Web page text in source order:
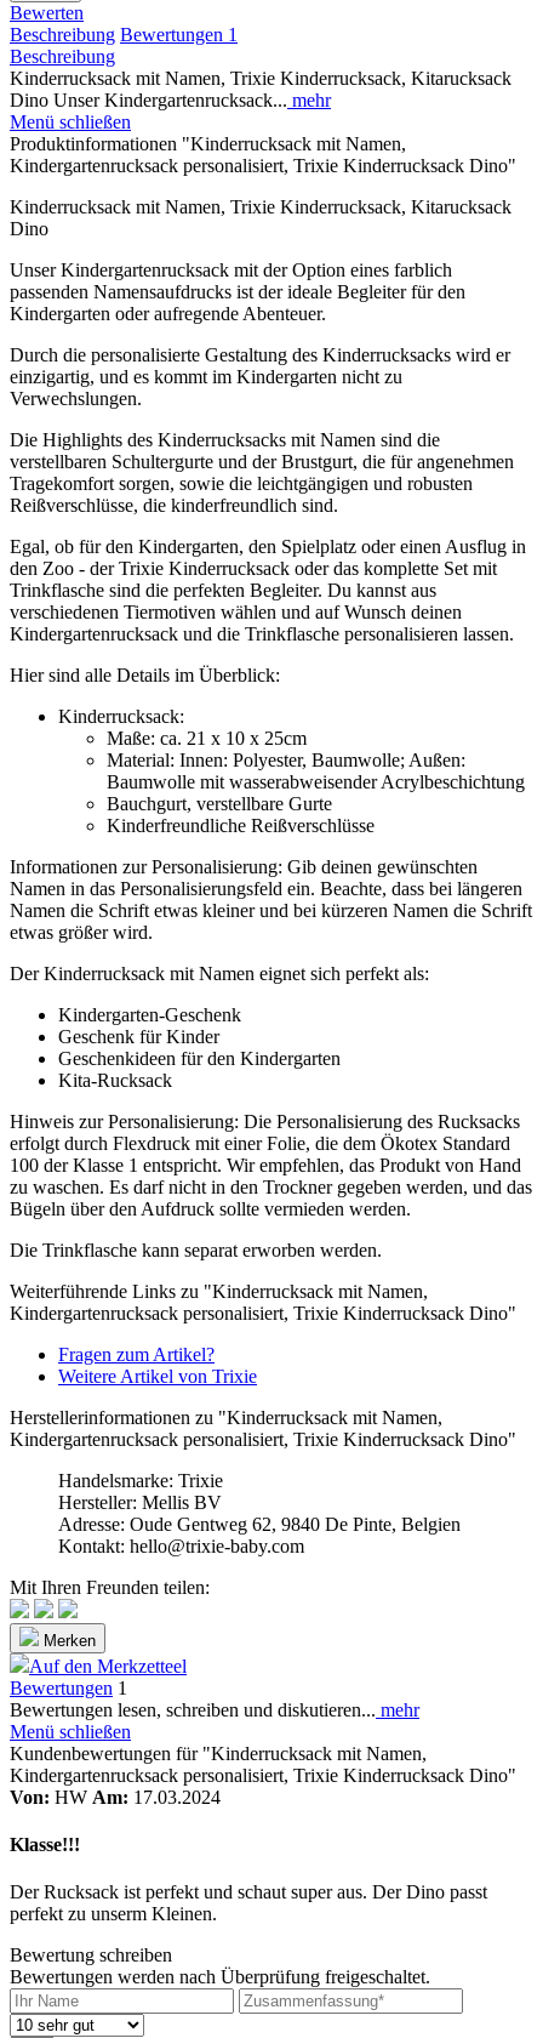
Bewerten
Beschreibung Bewertungen 1
Beschreibung
Kinderrucksack mit Namen, Trixie Kinderrucksack, Kitarucksack
Dino Unser Kindergartenrucksack... mehr
Menü schließen
Produktinformationen "Kinderrucksack mit Namen,
Kindergartenrucksack personalisiert, Trixie Kinderrucksack Dino"
Kinderrucksack mit Namen, Trixie Kinderrucksack, Kitarucksack
Dino
Unser Kindergartenrucksack mit der Option eines farblich
passenden Namensaufdrucks ist der ideale Begleiter für den
Kindergarten oder aufregende Abenteuer.
Durch die personalisierte Gestaltung des Kinderrucksacks wird er
einzigartig, und es kommt im Kindergarten nicht zu
Verwechslungen.
Die Highlights des Kinderrucksacks mit Namen sind die
verstellbaren Schultergurte und der Brustgurt, die für angenehmen
Tragekomfort sorgen, sowie die leichtgängigen und robusten
Reißverschlüsse, die kinderfreundlich sind.
Egal, ob für den Kindergarten, den Spielplatz oder einen Ausflug in
den Zoo - der Trixie Kinderrucksack oder das komplette Set mit
Trinkflasche sind die perfekten Begleiter. Du kannst aus
verschiedenen Tiermotiven wählen und auf Wunsch deinen
Kindergartenrucksack und die Trinkflasche personalisieren lassen.
Hier sind alle Details im Überblick:
Kinderrucksack:
Maße: ca. 21 x 10 x 25cm
Material: Innen: Polyester, Baumwolle; Außen:
Baumwolle mit wasserabweisender Acrylbeschichtung
Bauchgurt, verstellbare Gurte
Kinderfreundliche Reißverschlüsse
Informationen zur Personalisierung: Gib deinen gewünschten
Namen in das Personalisierungsfeld ein. Beachte, dass bei längeren
Namen die Schrift etwas kleiner und bei kürzeren Namen die Schrift
etwas größer wird.
Der Kinderrucksack mit Namen eignet sich perfekt als:
Kindergarten-Geschenk
Geschenk für Kinder
Geschenkideen für den Kindergarten
Kita-Rucksack
Hinweis zur Personalisierung: Die Personalisierung des Rucksacks
erfolgt durch Flexdruck mit einer Folie, die dem Ökotex Standard
100 der Klasse 1 entspricht. Wir empfehlen, das Produkt von Hand
zu waschen. Es darf nicht in den Trockner gegeben werden, und das
Bügeln über den Aufdruck sollte vermieden werden.
Die Trinkflasche kann separat erworben werden.
Weiterführende Links zu "Kinderrucksack mit Namen,
Kindergartenrucksack personalisiert, Trixie Kinderrucksack Dino"
Fragen zum Artikel?
Weitere Artikel von Trixie
Herstellerinformationen zu "Kinderrucksack mit Namen,
Kindergartenrucksack personalisiert, Trixie Kinderrucksack Dino"
Handelsmarke: Trixie
Hersteller: Mellis BV
Adresse: Oude Gentweg 62, 9840 De Pinte, Belgien
Kontakt: hello@trixie-baby.com
Mit Ihren Freunden teilen:
Merken
Auf den Merkzetteel
Bewertungen 1
Bewertungen lesen, schreiben und diskutieren... mehr
Menü schließen
Kundenbewertungen für "Kinderrucksack mit Namen,
Kindergartenrucksack personalisiert, Trixie Kinderrucksack Dino"
Von: HW Am: 17.03.2024
Klasse!!!
Der Rucksack ist perfekt und schaut super aus. Der Dino passt
perfekt zu unserm Kleinen.
Bewertung schreiben
Bewertungen werden nach Überprüfung freigeschaltet.